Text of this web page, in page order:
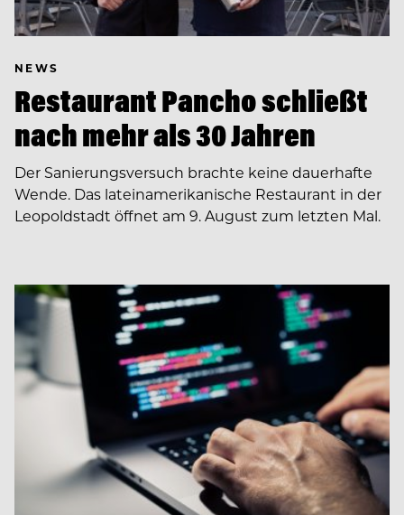
NEWS
Restaurant Pancho schließt
nach mehr als 30 Jahren
Der Sanierungsversuch brachte keine dauerhafte
Wende. Das lateinamerikanische Restaurant in der
Leopoldstadt öffnet am 9. August zum letzten Mal.